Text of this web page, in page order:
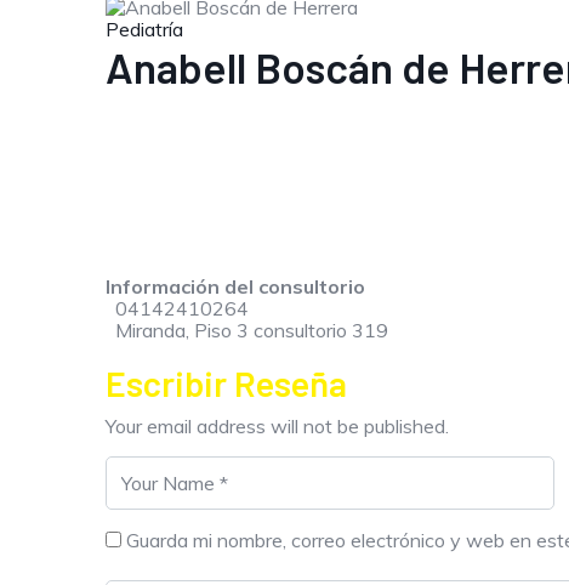
Pediatría
Anabell Boscán de
Información del consultorio
04142410264
Miranda, Piso 3 consultorio 319
Escribir Reseña
Your email address will not be published.
Guarda mi nombre, correo electrónico y web en